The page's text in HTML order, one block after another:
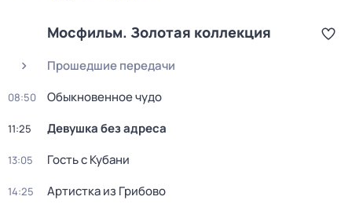
Мосфильм. Золотая коллекция
Прошедшие передачи
08:50 Обыкновенное чудо
11:25 Девушка без адреса
13:05 Гость с Кубани
14:25 Артистка из Грибово